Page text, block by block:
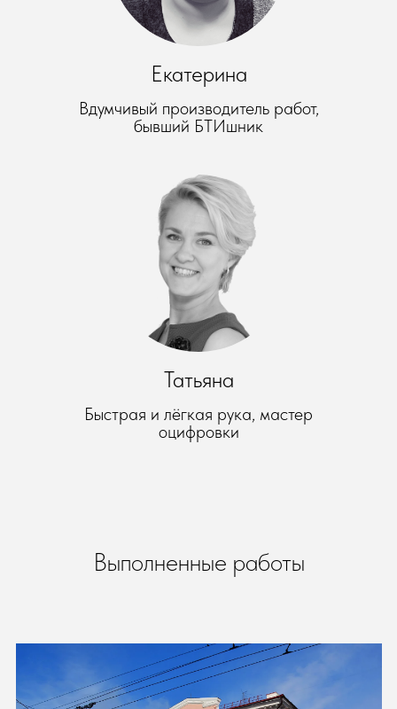
Екатерина
Вдумчивый производитель работ,
бывший БТИшник
Татьяна
Быстрая и лёгкая рука, мастер
оцифровки
Выполненные работы